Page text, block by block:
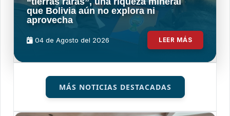
que Bolivia aún no explora ni
aprovecha
04 de Agosto del 2026 LEER MÁS
MÁS NOTICIAS DESTACADAS